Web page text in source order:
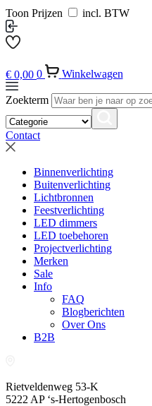
Toon Prijzen incl. BTW
€ 0,00 0 Winkelwagen
Zoekterm
Contact
Binnenverlichting
Buitenverlichting
Lichtbronnen
Feestverlichting
LED dimmers
LED toebehoren
Projectverlichting
Merken
Sale
Info
FAQ
Blogberichten
Over Ons
B2B
Rietveldenweg 53-K
5222 AP ‘s-Hertogenbosch